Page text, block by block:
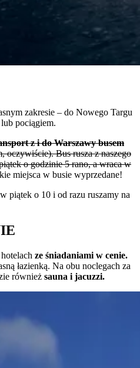
zakresie – do Nowego Targu
pociągiem.
z i do Warszawy busem
oczywiście). Bus rusza z naszego
o godzinie 5 rano, a wraca w
miejsca w busie wyprzedane!
piątek o 10 i od razu ruszamy na
ze śniadaniami w cenie.
łazienką. Na obu noclegach za
również sauna i jacuzzi.